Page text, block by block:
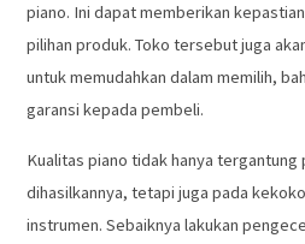
piano. Ini dapat memberikan
pilihan produk. Toko tersebut juga
untuk memudahkan dalam memilih,
garansi kepada pembeli.
Kualitas piano tidak hanya tergantung
dihasilkannya, tetapi juga pada
instrumen. Sebaiknya lakukan